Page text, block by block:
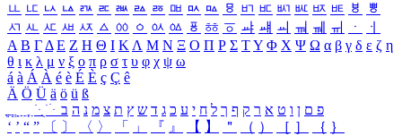
ㅥ ㅦ ㅧ ㅨ ㅩ ㅪ ㅫ ㅬ ㅭ ㅮ ㅯ ㅰ ㅱ ㅲ ㅳ ㅴ ㅵ ㅶ ㅷ ㅸ
ㅹ
ㅺ ㅻ ㅼ ㅽ ㅾ ㅿ ㆀ ㆁ ㆂ ㆃ ㆄ ㆅ ㆆ ㆇ ㆈ ㆉ ㆊ ㆋ ㆌ ㆍ
ㆎ
Α Β ΓΔ Ε Ζ Η Θ Ι ΚΛ Μ Ν Ξ Ο Π Ρ Σ ΤΥ Φ Χ Ψ Ω α β γ δ ε ζ η
θ ι κ λ μ ν ξ ο π ρ σ τ υ φ χ ψ ω
á à Á À é è É È ç Ç ê
Ä Ö Ü ä ö ü ß
ִֶֹ ֻּ ׁׂ פ ם ן ו ט א ר ק ף ך ל ח י ע כ ג ד ש ץ ת צ מ נ ה ב
‘ ’ “ ” 〔 〕 〈 〉 「 」 『 』 【 】 ＂ （ ） ［ ］ ｛ ｝